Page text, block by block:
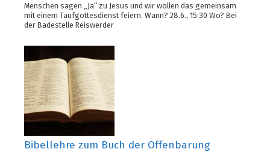
Menschen sagen „Ja“ zu Jesus und wir wollen das gemeinsam
mit einem Taufgottesdienst feiern. Wann? 28.6., 15:30 Wo? Bei
der Badestelle Reiswerder
Bibellehre zum Buch der Offenbarung